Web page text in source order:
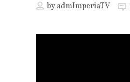
byadmImperiaTV